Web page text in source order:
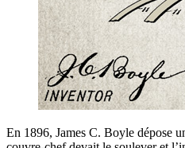
En 1896, James C. Boyle dépose